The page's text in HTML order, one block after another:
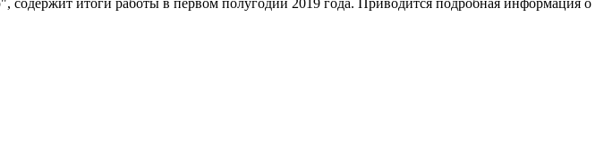
итоги работы в первом полугодии 2019 года. Приводится подробная информация о